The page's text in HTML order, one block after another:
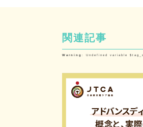
関連記事
Warning : Undefined variable